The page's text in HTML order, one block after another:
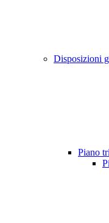
Disposizioni
Piano